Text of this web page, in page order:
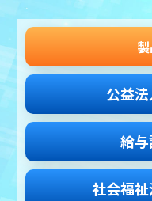
公益
給
社会福